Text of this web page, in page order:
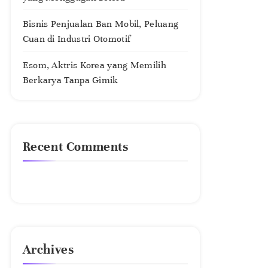
Bisnis Penjualan Ban Mobil, Peluang
Cuan di Industri Otomotif
Esom, Aktris Korea yang Memilih
Berkarya Tanpa Gimik
Recent Comments
Archives